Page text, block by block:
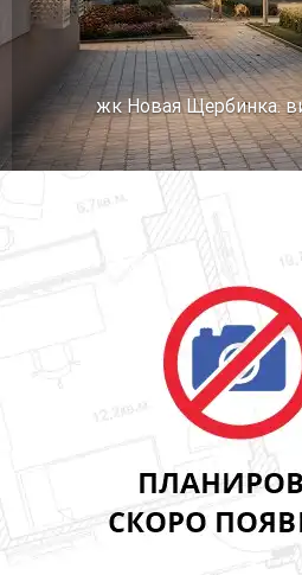
жк Новая Щербинка.